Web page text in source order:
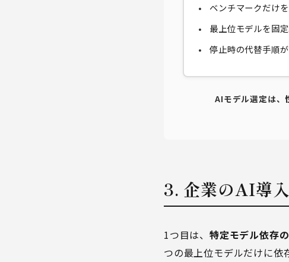
ベンチマークだけ
最上位モデルを固
停止時の代替手順
AIモデル選定は、
3. 企業のAI導
1つ目は、 特定モデル依存
つの最上位モデルだけに依